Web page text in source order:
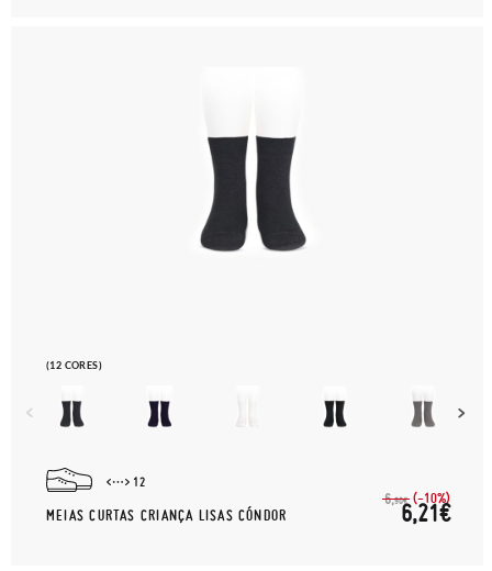
(12 CORES)
12
MEIAS CURTAS CRIANÇA LISAS CÓNDOR
6,90€ (-10%)
6,21€